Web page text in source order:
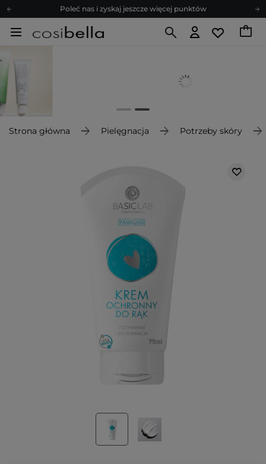
Poleć nas i zyskaj jeszcze więcej punktów
Zapisz się na newsletter pełen porad
Poleć nas i zyskaj jeszcze więcej punktów
Strona główna Pielęgnacja Potrzeby skóry